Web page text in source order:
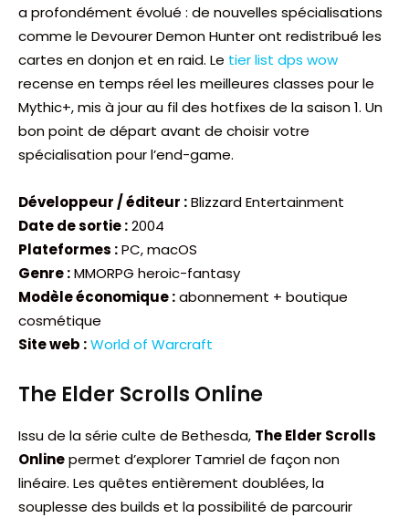
a profondément évolué : de nouvelles spécialisations
comme le Devourer Demon Hunter ont redistribué les
cartes en donjon et en raid. Le tier list dps wow
recense en temps réel les meilleures classes pour le
Mythic+, mis à jour au fil des hotfixes de la saison 1. Un
bon point de départ avant de choisir votre
spécialisation pour l’end-game.
Développeur / éditeur :Blizzard Entertainment
Date de sortie :2004
Plateformes :PC, macOS
Genre :MMORPG heroic-fantasy
Modèle économique :abonnement + boutique
cosmétique
Site web :World of Warcraft
The Elder Scrolls Online
Issu de la série culte de Bethesda, The Elder Scrolls
Onlinepermet d’explorer Tamriel de façon non
linéaire. Les quêtes entièrement doublées, la
souplesse des builds et la possibilité de parcourir